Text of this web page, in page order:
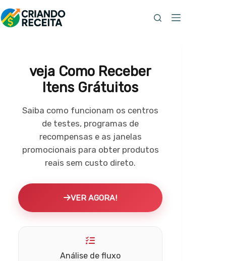
Pular
para
veja Como Receber
Itens Grátuitos
Saiba como funcionam os centros
de testes, programas de
recompensas e as janelas
promocionais para obter produtos
reais sem custo direto.
VER AGORA!
Análise de fluxo